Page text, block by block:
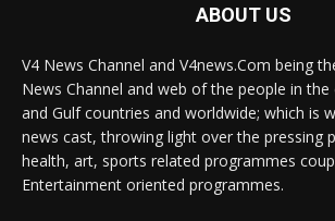
ABOUT US
V4 News Channel and V4news.Com being
News Channel and web of the people in
and Gulf countries and worldwide; which is
news cast, throwing light over the pressing
health, art, sports related programmes
Entertainment oriented programmes.